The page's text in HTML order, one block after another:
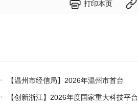
 打印本页 
【温州市经信局】2026年温州市首台
（套）装备认定工作启动
【创新浙江】2026年度国家重大科技平台